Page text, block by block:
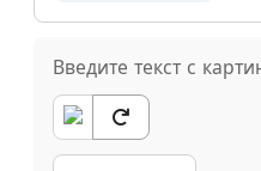
Введите текст с